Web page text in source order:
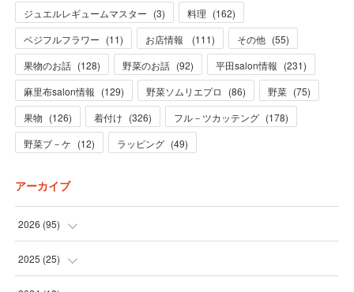
ジュエルレギュームマスター (3) 料理 (162)
ベジフルフラワー (11) お店情報 (111) その他 (55)
果物のお話 (128) 野菜のお話 (92) 平田salon情報 (231)
麻里布salon情報 (129) 野菜ソムリエプロ (86) 野菜 (75)
果物 (126) 着付け (326) フル－ツカッテング (178)
野菜ブ－ケ (12) ラッピング (49)
アーカイブ
2026 (95)
(5
2025 (25)